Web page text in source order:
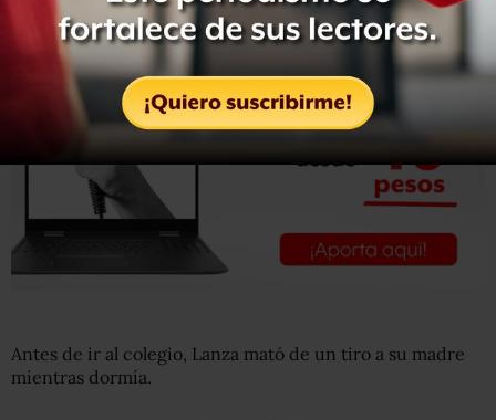
Antes de ir al colegio, Lanza mató de un tiro a su madre
mientras dormía.